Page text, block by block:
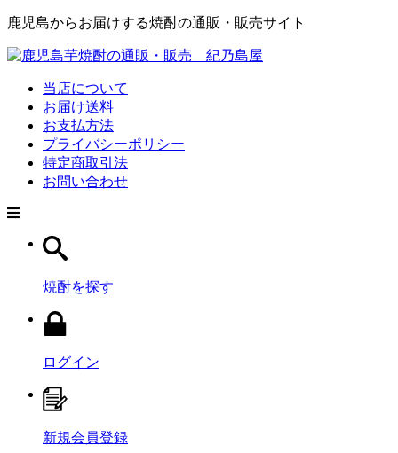
鹿児島からお届けする焼酎の通販・販売サイト
当店について
お届け送料
お支払方法
プライバシーポリシー
特定商取引法
お問い合わせ
焼酎を探す
ログイン
新規会員登録